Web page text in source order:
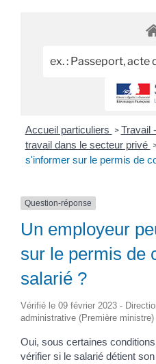
Accueil particuliers > Travail
travail dans le secteur privé
s'informer sur le permis de
Question-réponse
Un employeur
sur le permis de
salarié ?
Vérifié le 09 février 2023 -
administrative (Première ministre)
Oui, sous certaines
vérifier si le salarié détient